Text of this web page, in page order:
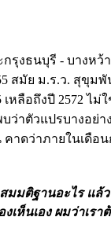
รุงธนบุรี - บางห
สมัย ม.ร.ว. สุขุม
ลือถึงปี 2572 ไม่
ว่าตัวแปรบางอย่า
าดว่าภายในเดือ
มมติฐานอะไร แล้
งเห็นเอง ผมว่าเ